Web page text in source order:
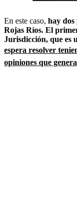
En este caso, hay
Rojas Ríos. El
Jurisdicción, que es
espera resolver
opiniones que